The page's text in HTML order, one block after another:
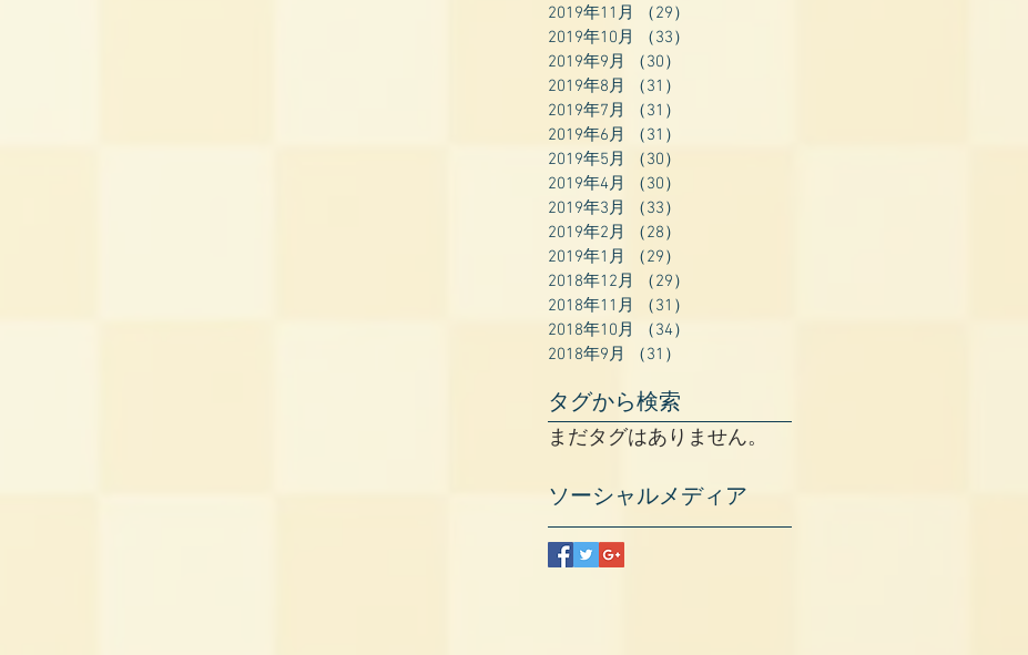
2019年11月
（29）
2019年10月
（33）
2019年9月
（30）
2019年8月
（31）
2019年7月
（31）
2019年6月
（31）
2019年5月
（30）
2019年4月
（30）
2019年3月
（33）
2019年2月
（28）
2019年1月
（29）
2018年12月
（29）
2018年11月
（31）
2018年10月
（34）
2018年9月
（31）
タグから検索
まだタグはありません。
ソーシャルメディア